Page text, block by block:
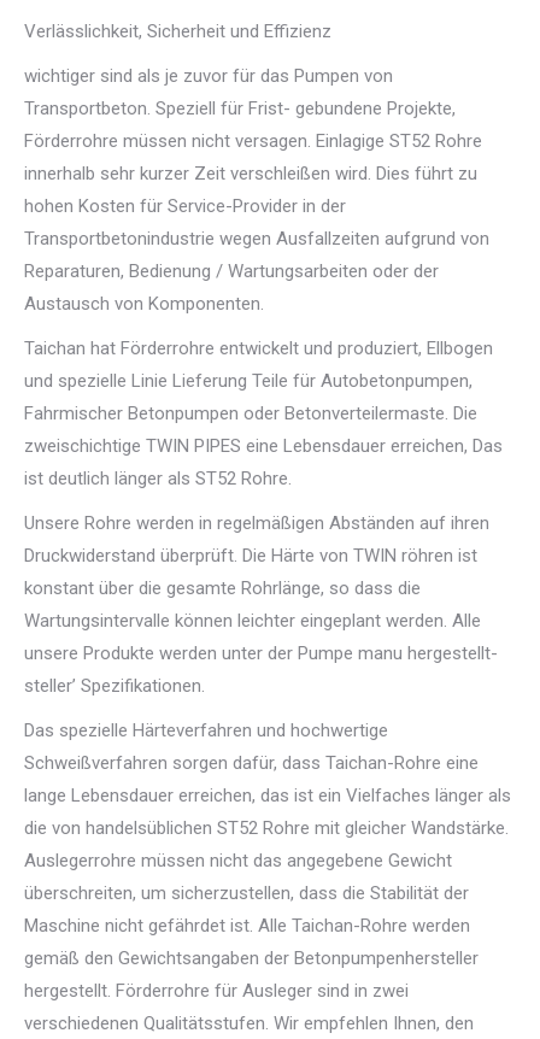
Verlässlichkeit, Sicherheit und Effizienz
wichtiger sind als je zuvor für das Pumpen von
Transportbeton. Speziell für Frist- gebundene Projekte,
Förderrohre müssen nicht versagen. Einlagige ST52 Rohre
innerhalb sehr kurzer Zeit verschleißen wird. Dies führt zu
hohen Kosten für Service-Provider in der
Transportbetonindustrie wegen Ausfallzeiten aufgrund von
Reparaturen, Bedienung / Wartungsarbeiten oder der
Austausch von Komponenten.
Taichan hat Förderrohre entwickelt und produziert, Ellbogen
und spezielle Linie Lieferung Teile für Autobetonpumpen,
Fahrmischer Betonpumpen oder Betonverteilermaste. Die
zweischichtige TWIN PIPES eine Lebensdauer erreichen, Das
ist deutlich länger als ST52 Rohre.
Unsere Rohre werden in regelmäßigen Abständen auf ihren
Druckwiderstand überprüft. Die Härte von TWIN röhren ist
konstant über die gesamte Rohrlänge, so dass die
Wartungsintervalle können leichter eingeplant werden. Alle
unsere Produkte werden unter der Pumpe manu hergestellt-
steller’ Spezifikationen.
Das spezielle Härteverfahren und hochwertige
Schweißverfahren sorgen dafür, dass Taichan-Rohre eine
lange Lebensdauer erreichen, das ist ein Vielfaches länger als
die von handelsüblichen ST52 Rohre mit gleicher Wandstärke.
Auslegerrohre müssen nicht das angegebene Gewicht
überschreiten, um sicherzustellen, dass die Stabilität der
Maschine nicht gefährdet ist. Alle Taichan-Rohre werden
gemäß den Gewichtsangaben der Betonpumpenhersteller
hergestellt. Förderrohre für Ausleger sind in zwei
verschiedenen Qualitätsstufen. Wir empfehlen Ihnen, den